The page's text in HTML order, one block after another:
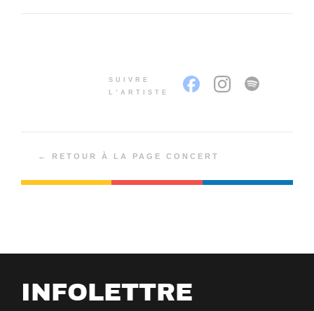
SUIVRE
L’ARTISTE
← RETOUR À LA PAGE CONCERT
INFOLETTRE